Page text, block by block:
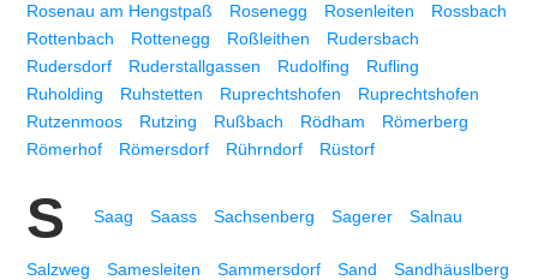
Rosenau am Hengstpaß
Rosenegg Rosenleiten
Rossbach
Rottenbach
Rottenegg Roßleithen
Rudersbach
Rudersdorf
Ruderstallgassen Rudolfing
Rufling
Ruholding
Ruhstetten Ruprechtshofen
Ruprechtshofen
Rutzenmoos
Rutzing Rußbach Rödham
Römerberg
Römerhof
Römersdorf Rührndorf Rüstorf
S Saag Saass Sachsenberg Sagerer Salnau
Salzweg Samesleiten Sammersdorf Sand
Sandhäuslberg